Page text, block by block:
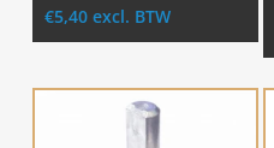
€5,40 excl. BTW